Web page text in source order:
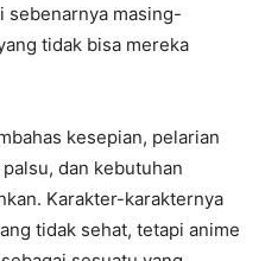
sebenarnya masing-
tidak bisa mereka
kesepian, pelarian
dan kebutuhan
Karakter-karakternya
tidak sehat, tetapi anime